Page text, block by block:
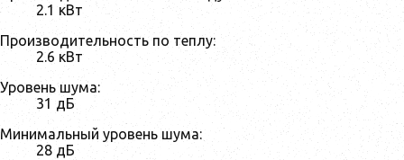
2.1 кВт
Производительность по теплу:
2.6 кВт
Уровень шума:
31 дБ
Минимальный уровень шума:
28 дБ